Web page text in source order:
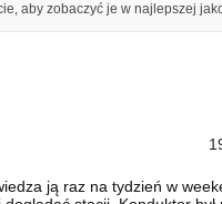
aby zobaczyć je w najlepszej
ją raz na tydzień w